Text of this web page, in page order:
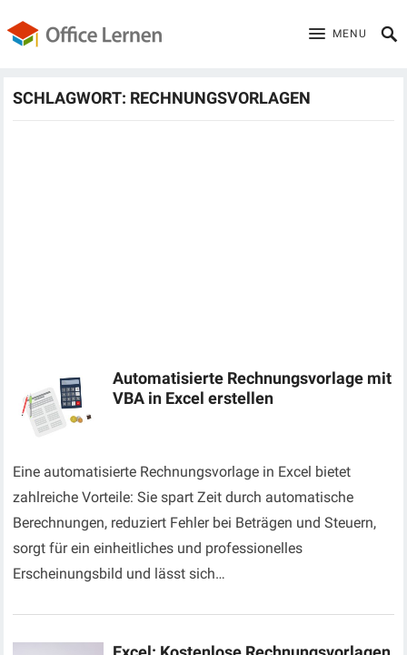
MENU
SCHLAGWORT: RECHNUNGSVORLAGEN
Automatisierte Rechnungsvorlage mit
VBA in Excel erstellen
Eine automatisierte Rechnungsvorlage in Excel bietet
zahlreiche Vorteile: Sie spart Zeit durch automatische
Berechnungen, reduziert Fehler bei Beträgen und Steuern,
sorgt für ein einheitliches und professionelles
Erscheinungsbild und lässt sich…